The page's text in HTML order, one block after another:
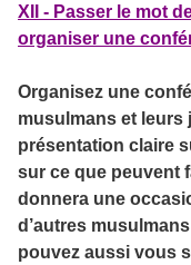
XII - Passer le mot
organiser une
Organisez une
musulmans et leurs
présentation claire
sur ce que peuvent
donnera une
d’autres
pouvez aussi vous